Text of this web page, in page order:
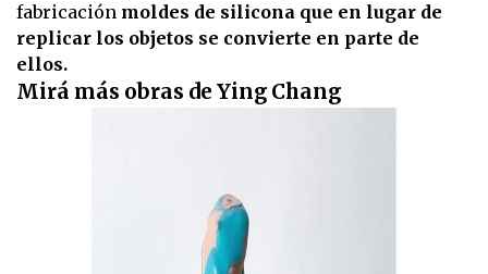
fabricación moldes de silicona que en lugar de
replicar los objetos se convierte en parte de
ellos.
Mirá más obras de Ying Chang